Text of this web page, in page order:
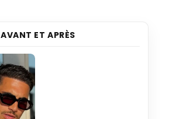
AVANT ET APRÈS